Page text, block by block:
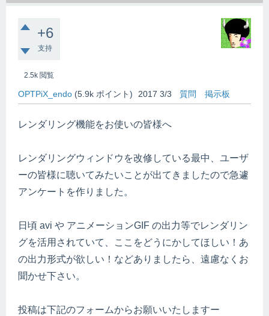
+6
支持
2.5k 閲覧
OPTPiX_endo (5.9k ポイント) 2017 3/3 質問 掲示板
レンダリング機能をお使いの皆様へ
レンダリングウィンドウを改修している最中、ユーザ
ーの皆様に聴いてみたいことが出てきましたので急遽
アンケートを作りました。
日頃 avi や アニメーションGIF の出力等でレンダリン
グを活用されていて、ここをどうにかしてほしい！あ
の出力形式が欲しい！などありましたら、遠慮なくお
聞かせ下さい。
投稿は下記のフォームからお願いいたしますー